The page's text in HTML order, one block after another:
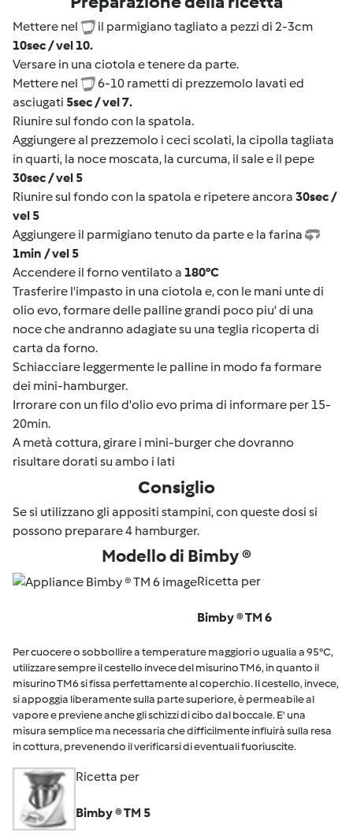
Mettere nel
il parmigiano tagliato a pezzi di 2-3cm
10sec / vel 10.
Versare in una ciotola e tenere da parte.
Mettere nel
6-10 rametti di prezzemolo lavati ed
asciugati 5sec / vel 7.
Riunire sul fondo con la spatola.
Aggiungere al prezzemolo i ceci scolati, la cipolla tagliata
in quarti, la noce moscata, la curcuma, il sale e il pepe
30sec / vel 5
Riunire sul fondo con la spatola e ripetere ancora 30sec /
vel 5
Aggiungere il parmigiano tenuto da parte e la farina
1min / vel 5
Accendere il forno ventilato a 180°C
Trasferire l'impasto in una ciotola e, con le mani unte di
olio evo, formare delle palline grandi poco piu' di una
noce che andranno adagiate su una teglia ricoperta di
carta da forno.
Schiacciare leggermente le palline in modo fa formare
dei mini-hamburger.
Irrorare con un filo d'olio evo prima di informare per 15-
20min.
A metà cottura, girare i mini-burger che dovranno
risultare dorati su ambo i lati
Consiglio
Se si utilizzano gli appositi stampini, con queste dosi si
possono preparare 4 hamburger.
Modello di Bimby ®
Ricetta per
Bimby ® TM 6
Per cuocere o sobbollire a temperature maggiori o ugualia a 95°C,
utilizzare sempre il cestello invece del misurino TM6, in quanto il
misurino TM6 si fissa perfettamente al coperchio. Il cestello, invece,
si appoggia liberamente sulla parte superiore, è permeabile al
vapore e previene anche gli schizzi di cibo dal boccale. E' una
misura semplice ma necessaria che difficilmente influirà sulla resa
in cottura, prevenendo il verificarsi di eventuali fuoriuscite.
Ricetta per
Bimby ® TM 5